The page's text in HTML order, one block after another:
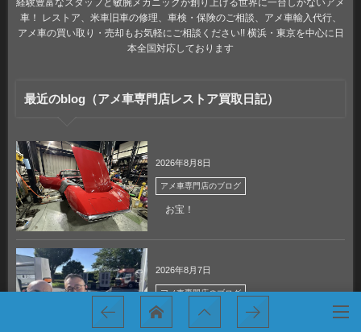
経験豊富なスタッフと敏腕メカニックが創り上げる世界に一台しかないアメ
車！ レストア、米車旧車の修理、車検・保険のご相談、アメ車輸入代行、
アメ車の買い取り・売却もお気軽にご相談ください!! 横浜・東京を中心に日
本全国対応しております
最近のblog（アメ車専門店レストア買取日記）
2026年8月8日
アメ車専門店のブログ
お宝！
2026年8月7日
アメ車専門店のブログ
今日も、いろいろな出会いに感謝です！